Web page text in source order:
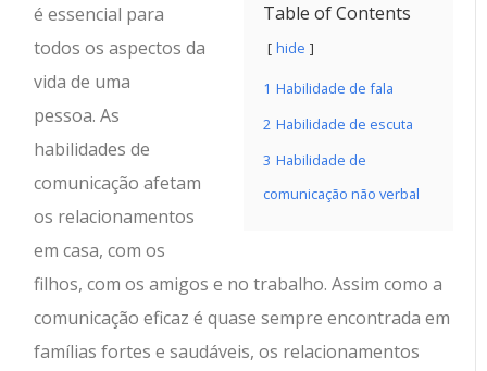
Table of Contents
hide
1 Habilidade de fala
2 Habilidade de escuta
3 Habilidade de
comunicação não verbal
é essencial para
todos os aspectos da
vida de uma
pessoa. As
habilidades de
comunicação afetam
os relacionamentos
em casa, com os
filhos, com os amigos e no trabalho. Assim como a
comunicação eficaz é quase sempre encontrada em
famílias fortes e saudáveis, os relacionamentos